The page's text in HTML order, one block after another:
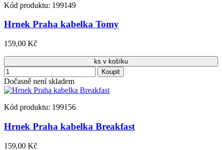
Kód produktu: 199149
Hrnek Praha kabelka Tomy
159,00 Kč
ks v košíku
Koupit
Dočasně není skladem
Kód produktu: 199156
Hrnek Praha kabelka Breakfast
159,00 Kč